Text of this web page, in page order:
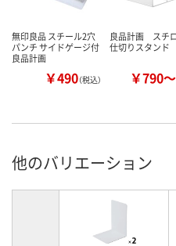
無印良品 スチール2穴
パンチ サイドゲージ付
良品計画
￥490（税込）
良品計画 スチ
仕切りスタンド
￥790～
他のバリエーション